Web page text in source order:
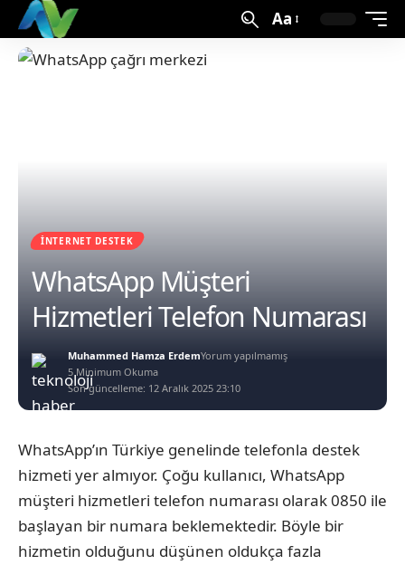
Aa
İNTERNET DESTEK
WhatsApp Müşteri
Hizmetleri Telefon Numarası
Son güncelleme: 12 Aralık 2025 23:10
Muhammed Hamza ErdemYorum yapılmamış
5 Minimum Okuma
WhatsApp’ın Türkiye genelinde telefonla destek
hizmeti yer almıyor. Çoğu kullanıcı, WhatsApp
müşteri hizmetleri telefon numarası olarak 0850 ile
başlayan bir numara beklemektedir. Böyle bir
hizmetin olduğunu düşünen oldukça fazla